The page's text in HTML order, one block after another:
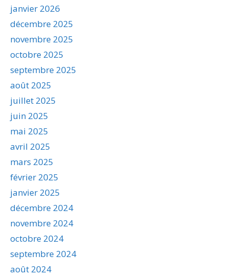
janvier 2026
décembre 2025
novembre 2025
octobre 2025
septembre 2025
août 2025
juillet 2025
juin 2025
mai 2025
avril 2025
mars 2025
février 2025
janvier 2025
décembre 2024
novembre 2024
octobre 2024
septembre 2024
août 2024